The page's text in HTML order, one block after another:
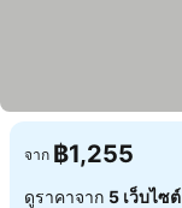
จาก ฿1,255
ดูราคาจาก 5 เว็บไซต์